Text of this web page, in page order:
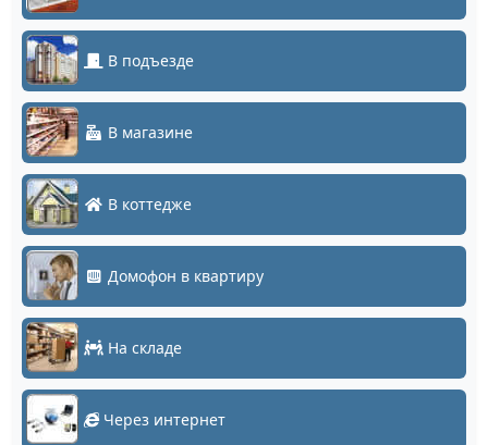
В подъезде
В магазине
В коттедже
Домофон в квартиру
На складе
Через интернет